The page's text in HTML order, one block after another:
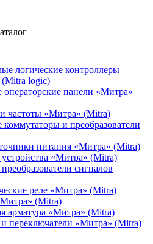
логические контроллеры
logic)
панели «Митра»
частоты «Митра» (Mitra)
и преобразователи
питания «Митра» (Mitra)
«Митра» (Mitra)
сигналов
реле «Митра» (Mitra)
(Mitra)
арматура «Митра» (Mitra)
переключатели «Митра» (Mitra)